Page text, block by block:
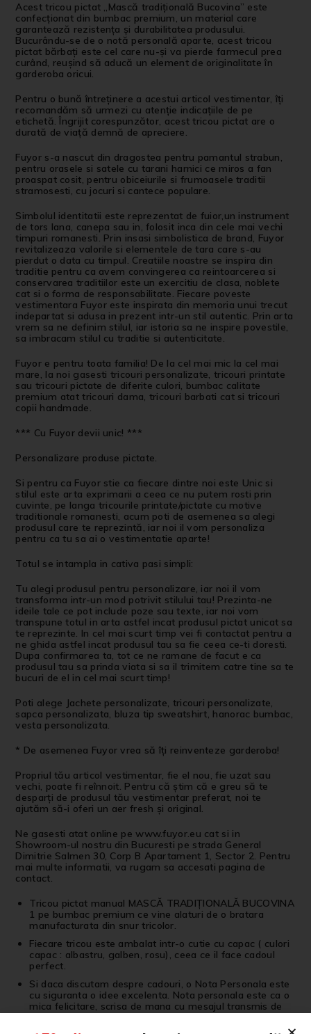
Acest tricou pictat „Mască tradițională Bucovina” este
confecționat din bumbac premium, un material care
garantează rezistența și durabilitatea produsului.
Bucurându-se de o notă personală aparte, acest tricou
pictat bărbați este cel care nu-și va pierde farmecul prea
curând, reușind să aducă un element de originalitate în
garderoba oricui.
Pentru o bună întreținere a acestui articol vestimentar, îți
recomandăm să urmezi cu atenție indicațiile de pe
etichetă. Îngrijit corespunzător, acest tricou pictat are o
durată de viață demnă de apreciere.
Fuyor s-a nascut din dragostea pentru pamantul strabun,
pentru orasele si satele cu tarani harnici ce miros a fan
proaspat cosit, pentru obiceiurile si frumoasele traditii
stramosesti, cu jocuri si cantece populare.
Simbolul identitatii este reprezentat de fuior,un instrument
de tors lana, canepa sau in, folosit inca din cele mai vechi
timpuri romanesti. Prin insasi simbolistica de brand, Fuyor
revitalizeaza valorile si elementele de tara care s-au
pierdut o data cu timpul. Creatiile noastre se inspira din
traditie pentru ca avem convingerea ca reintoarcerea si
conservarea traditiilor este un exercitiu de clasa, noblete
cat si o forma de responsabilitate. Fiecare poveste
vestimentara Fuyor este inspirata din memoria unui trecut
indepartat si adusa in prezent intr-un stil autentic. Prin arta
vrem sa ne definim stilul, iar istoria sa ne inspire povestile,
sa imbracam stilul cu traditie si autenticitate.
Fuyor e pentru toata familia! De la cel mai mic la cel mai
mare, la noi gasesti tricouri personalizate, tricouri printate
sau tricouri pictate de diferite culori, bumbac calitate
premium atat tricouri dama, tricouri barbati cat si tricouri
copii handmade.
*** Cu Fuyor devii unic! ***
Personalizare produse pictate.
Si pentru ca Fuyor stie ca fiecare dintre noi este Unic si
stilul este arta exprimarii a ceea ce nu putem rosti prin
cuvinte, pe langa tricourile printate/pictate cu motive
traditionale romanesti, acum poti de asemenea sa alegi
produsul care te reprezintă, iar noi il vom personaliza
pentru ca tu sa ai o vestimentatie aparte!
Totul se intampla in cativa pasi simpli:
Tu alegi produsul pentru personalizare, iar noi il vom
transforma intr-un mod potrivit stilului tau! Prezinta-ne
ideile tale ce pot include poze sau texte, iar noi vom
transpune totul in arta astfel incat produsul pictat unicat sa
te reprezinte. In cel mai scurt timp vei fi contactat pentru a
ne ghida astfel incat produsul tau sa fie ceea ce-ti doresti.
Dupa confirmarea ta, tot ce ne ramane de facut e ca
produsul tau sa prinda viata si sa il trimitem catre tine sa te
bucuri de el in cel mai scurt timp!
Poti alege Jachete personalizate, tricouri personalizate,
sapca personalizata, bluza tip sweatshirt, hanorac bumbac,
vesta personalizata.
* De asemenea Fuyor vrea să îți reinventeze garderoba!
Propriul tău articol vestimentar, fie el nou, fie uzat sau
vechi, poate fi reînnoit. Pentru că știm că e greu să te
desparți de produsul tău vestimentar preferat, noi te
ajutăm să-i oferi un aer fresh și original.
Ne gasesti atat online pe www.fuyor.eu cat si in
Showroom-ul nostru din Bucuresti pe strada General
Dimitrie Salmen 30, Corp B Apartament 1, Sector 2. Pentru
mai multe informatii, va rugam sa accesati pagina de
contact.
Tricou pictat manual MASCĂ TRADIȚIONALĂ BUCOVINA
1 pe bumbac premium ce vine alaturi de o bratara
manufacturata din snur tricolor.
Fiecare tricou este ambalat intr-o cutie cu capac ( culori
capac : albastru, galben, rosu), ceea ce il face cadoul
perfect.
Si daca discutam despre cadouri, o Nota Personala este
cu siguranta o idee excelenta. Nota personala este ca o
mica felicitare, scrisa de mana cu mesajul transmis de
client. Nota personala este atasata numai la solicitarea